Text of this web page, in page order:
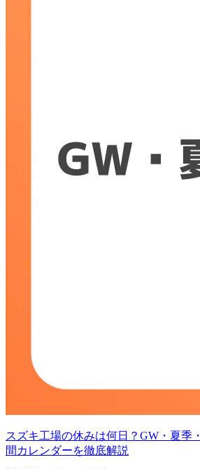
スズキ工場の休みは何日？GW・夏季
間カレンダーを徹底解説